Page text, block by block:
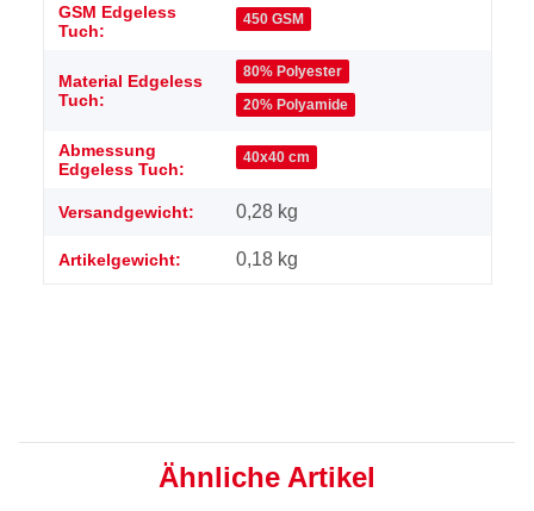
Produkteigenschaft
Wert
GSM Edgeless
Tuch:
450 GSM
Material Edgeless
Tuch:
80% Polyester
20% Polyamide
Abmessung
Edgeless Tuch:
40x40 cm
Versandgewicht: 0,28 kg
Artikelgewicht: 0,18 kg
Ähnliche Artikel